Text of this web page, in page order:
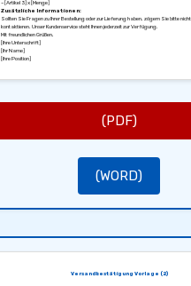
– [Artikel 3] x [Menge]
Zusätzliche Informationen:
Sollten Sie Fragen zu Ihrer Bestellung oder zur Lieferung haben, zögern Sie bitte
kontaktieren. Unser Kundenservice steht Ihnen jederzeit zur Verfügung.
Mit freundlichen Grüßen,
[Ihre Unterschrift]
[Ihr Name]
[Ihre Position]
(PDF)
(WORD)
Versandbestätigung Vorlage (2)